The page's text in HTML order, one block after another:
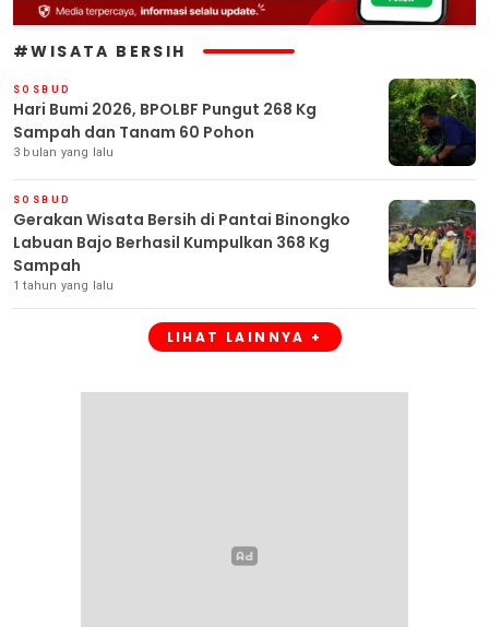
#WISATA BERSIH
SOSBUD
Hari Bumi 2026, BPOLBF Pungut 268 Kg
Sampah dan Tanam 60 Pohon
3 bulan yang lalu
SOSBUD
Gerakan Wisata Bersih di Pantai Binongko
Labuan Bajo Berhasil Kumpulkan 368 Kg
Sampah
1 tahun yang lalu
LIHAT LAINNYA +